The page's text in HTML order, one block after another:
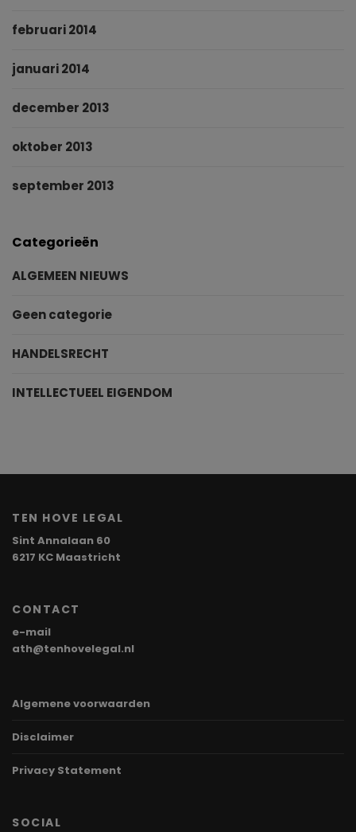
februari 2014
januari 2014
december 2013
oktober 2013
september 2013
Categorieën
ALGEMEEN NIEUWS
Geen categorie
HANDELSRECHT
INTELLECTUEEL EIGENDOM
TEN HOVE LEGAL
Sint Annalaan 60
6217 KC Maastricht
CONTACT
e-mail
ath@tenhovelegal.nl
Algemene voorwaarden
Disclaimer
Privacy Statement
SOCIAL